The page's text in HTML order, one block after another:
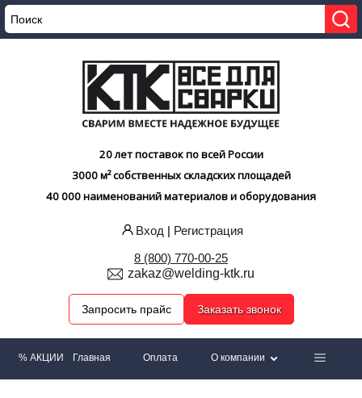
20 лет поставок по всей России
3000 м² собственных складских площадей
40 000 наименований материалов и оборудования
Вход | Регистрация
8 (800) 770-00-25
zakaz@welding-ktk.ru
Запросить прайс Заказать звонок
% АКЦИИ Главная Оплата О компании